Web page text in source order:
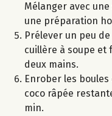
Mélanger avec
une préparation
Prélever un peu
cuillère à soupe et
deux mains.
Enrober les
coco râpée
min.